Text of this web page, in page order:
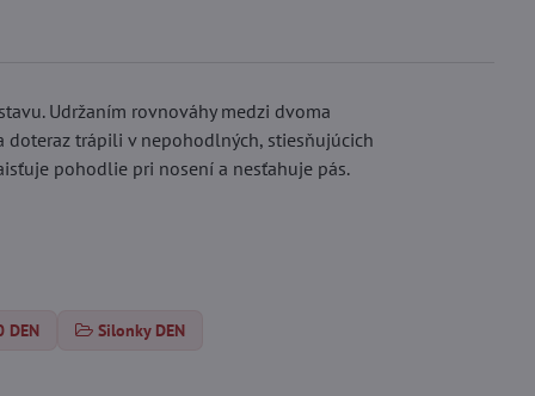
Udržaním rovnováhy medzi dvoma
trápili v nepohodlných, stiesňujúcich
pohodlie pri nosení a nesťahuje pás.
DEN Silonky DEN